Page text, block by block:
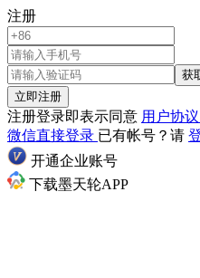
注册
获
立即注册
注册登录即表示同意 用户协
微信直接登录 已有帐号？请
开通企业账号
下载墨天轮APP